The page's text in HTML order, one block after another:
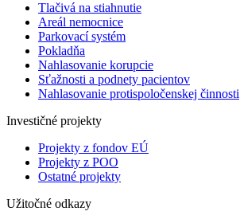
Tlačivá na stiahnutie
Areál nemocnice
Parkovací systém
Pokladňa
Nahlasovanie korupcie
Sťažnosti a podnety pacientov
Nahlasovanie protispoločenskej činnosti
Investičné projekty
Projekty z fondov EÚ
Projekty z POO
Ostatné projekty
Užitočné odkazy